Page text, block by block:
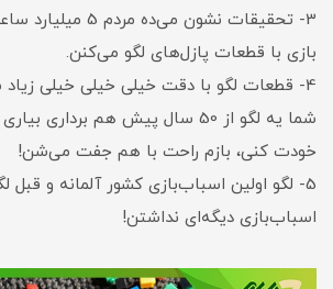
3- تحقیقات نشون
بازی با قطعات پازل‌های لگو می‌کنن.
4- قطعات لگو با دقت خیلی خیلی خیلی
شما یه لگو از 50 سال پیش هم برداری
خودت کنی، بازم راحت با هم جفت می‌شن!
5- لگو اولین اسباب‌بازی کشور آلمانه و قبل
اسباب‌بازی دیگه‌ای نداشتن!